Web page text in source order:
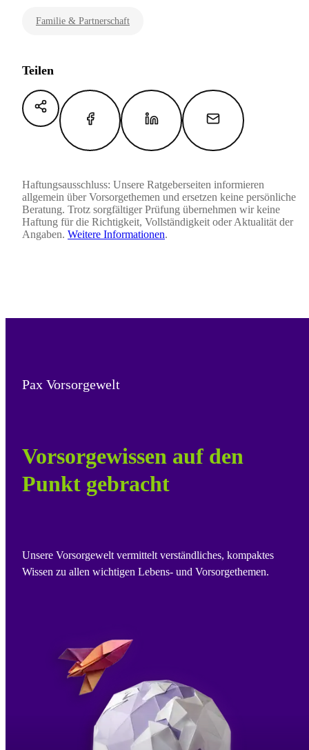
Familie & Partnerschaft
Teilen
Haftungsausschluss: Unsere Ratgeberseiten informieren
allgemein über Vorsorgethemen und ersetzen keine persönliche
Beratung. Trotz sorgfältiger Prüfung übernehmen wir keine
Haftung für die Richtigkeit, Vollständigkeit oder Aktualität der
Angaben. Weitere Informationen.
Pax Vorsorgewelt
Vorsorgewissen auf den
Punkt gebracht
Unsere Vorsorgewelt vermittelt verständliches, kompaktes
Wissen zu allen wichtigen Lebens- und Vorsorgethemen.